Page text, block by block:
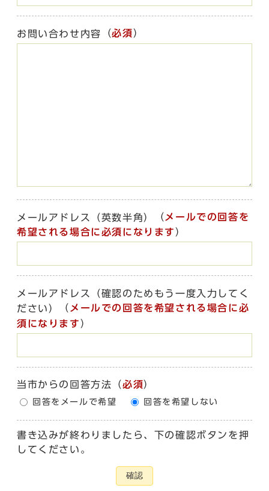
お問い合わせ内容 （必須）
メールアドレス（英数半角） （ メールでの回答を
希望される場合に必須になります ）
メールアドレス（確認のためもう一度入力してく
ださい）
（ メールでの回答を希望される場合に必
須になります ）
当市からの回答方法 （必須）
回答をメールで希望 回答を希望しない
書き込みが終わりましたら、下の確認ボタンを押
してください。
確認